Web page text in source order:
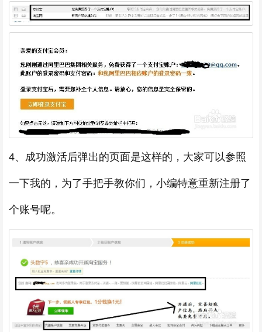
4、成功激活后弹出的页面是这样的，大家可以参照
一下我的，为了手把手教你们，小编特意重新注册了
个账号呢。